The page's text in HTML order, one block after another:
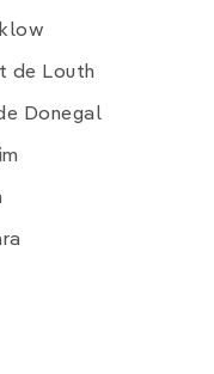
de Louth
Donegal